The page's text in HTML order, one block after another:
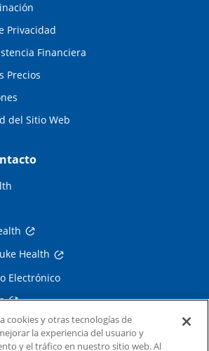
Privacidad
Financiera
Precios
del Sitio Web
Health
Electrónico
cookies y otras tecnologías de
la experiencia del usuario y
y el tráfico en nuestro sitio web. Al